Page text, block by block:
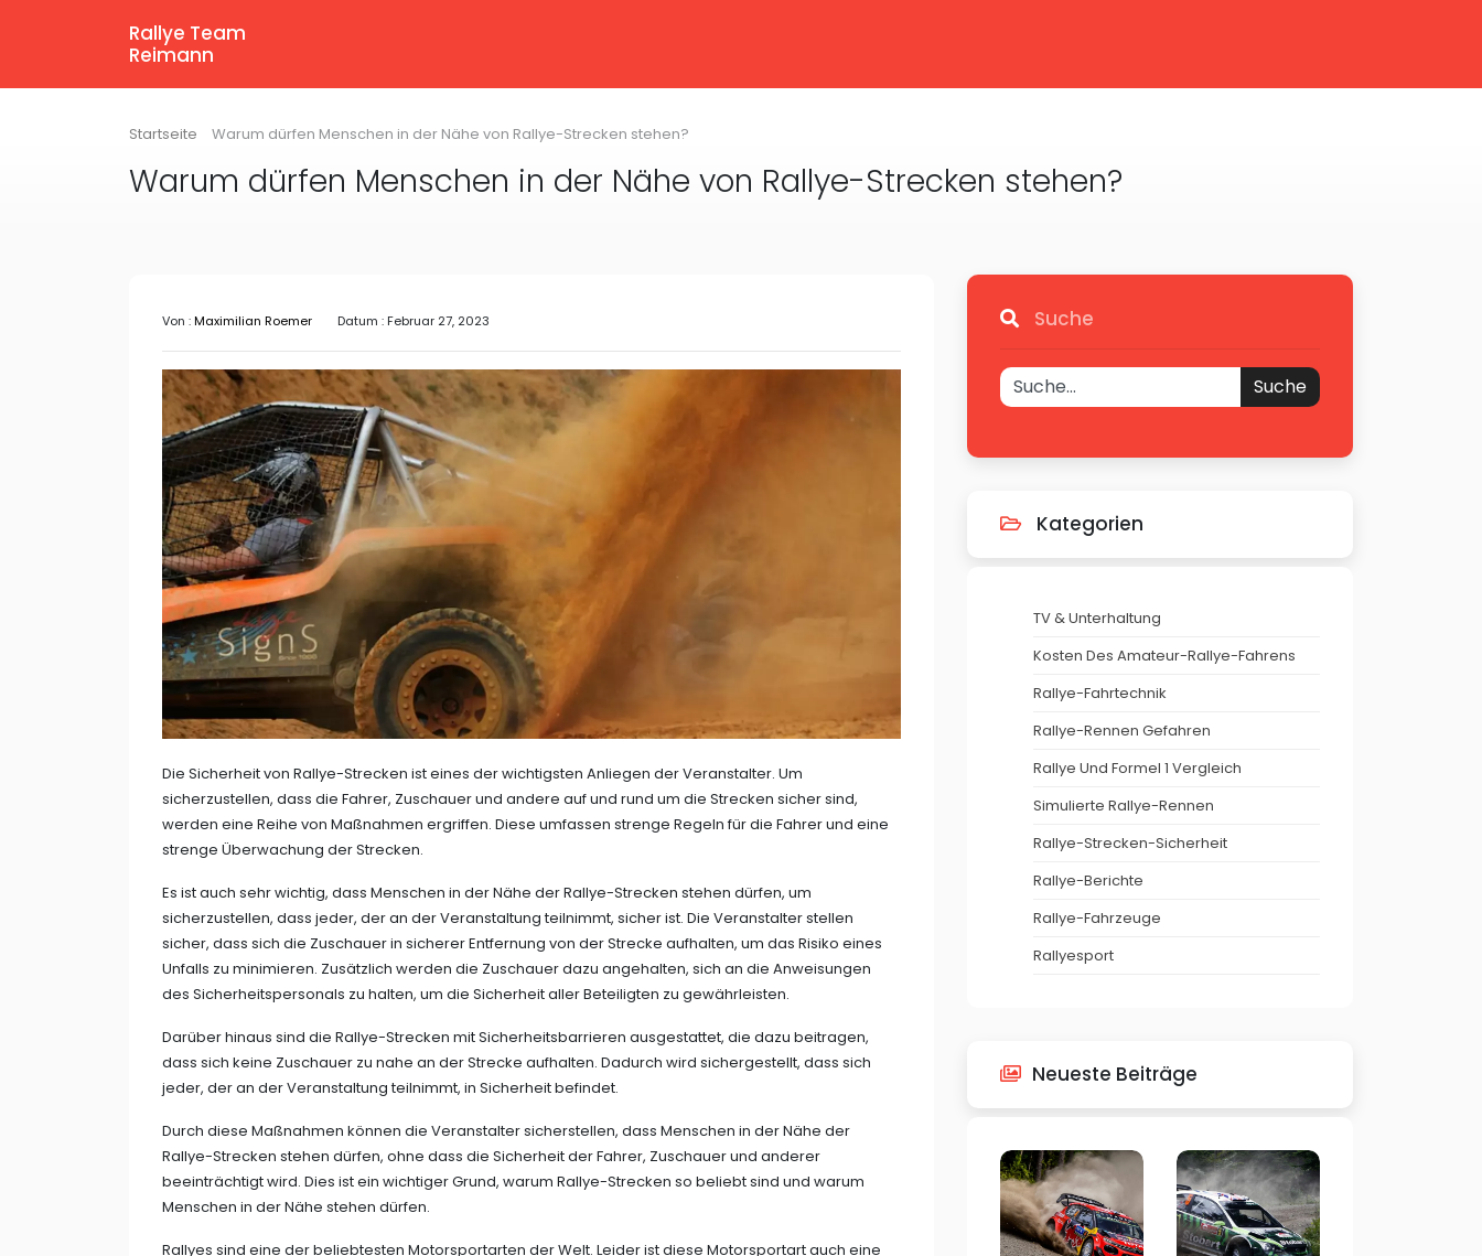
Rallye Team
Reimann
Startseite Warum dürfen Menschen in der Nähe von Rallye-Strecken stehen?
Warum dürfen Menschen in der Nähe von Rallye-Strecken stehen?
Von :Maximilian Roemer Datum : Februar 27, 2023
Die Sicherheit von Rallye-Strecken ist eines der wichtigsten Anliegen der Veranstalter. Um
sicherzustellen, dass die Fahrer, Zuschauer und andere auf und rund um die Strecken sicher sind,
werden eine Reihe von Maßnahmen ergriffen. Diese umfassen strenge Regeln für die Fahrer und eine
strenge Überwachung der Strecken.
Es ist auch sehr wichtig, dass Menschen in der Nähe der Rallye-Strecken stehen dürfen, um
sicherzustellen, dass jeder, der an der Veranstaltung teilnimmt, sicher ist. Die Veranstalter stellen
sicher, dass sich die Zuschauer in sicherer Entfernung von der Strecke aufhalten, um das Risiko eines
Unfalls zu minimieren. Zusätzlich werden die Zuschauer dazu angehalten, sich an die Anweisungen
des Sicherheitspersonals zu halten, um die Sicherheit aller Beteiligten zu gewährleisten.
Darüber hinaus sind die Rallye-Strecken mit Sicherheitsbarrieren ausgestattet, die dazu beitragen,
dass sich keine Zuschauer zu nahe an der Strecke aufhalten. Dadurch wird sichergestellt, dass sich
jeder, der an der Veranstaltung teilnimmt, in Sicherheit befindet.
Durch diese Maßnahmen können die Veranstalter sicherstellen, dass Menschen in der Nähe der
Rallye-Strecken stehen dürfen, ohne dass die Sicherheit der Fahrer, Zuschauer und anderer
beeinträchtigt wird. Dies ist ein wichtiger Grund, warum Rallye-Strecken so beliebt sind und warum
Menschen in der Nähe stehen dürfen.
Rallyes sind eine der beliebtesten Motorsportarten der Welt. Leider ist diese Motorsportart auch eine
Suche
Suche
Kategorien
TV & Unterhaltung
Kosten Des Amateur-Rallye-Fahrens
Rallye-Fahrtechnik
Rallye-Rennen Gefahren
Rallye Und Formel 1 Vergleich
Simulierte Rallye-Rennen
Rallye-Strecken-Sicherheit
Rallye-Berichte
Rallye-Fahrzeuge
Rallyesport
Neueste Beiträge